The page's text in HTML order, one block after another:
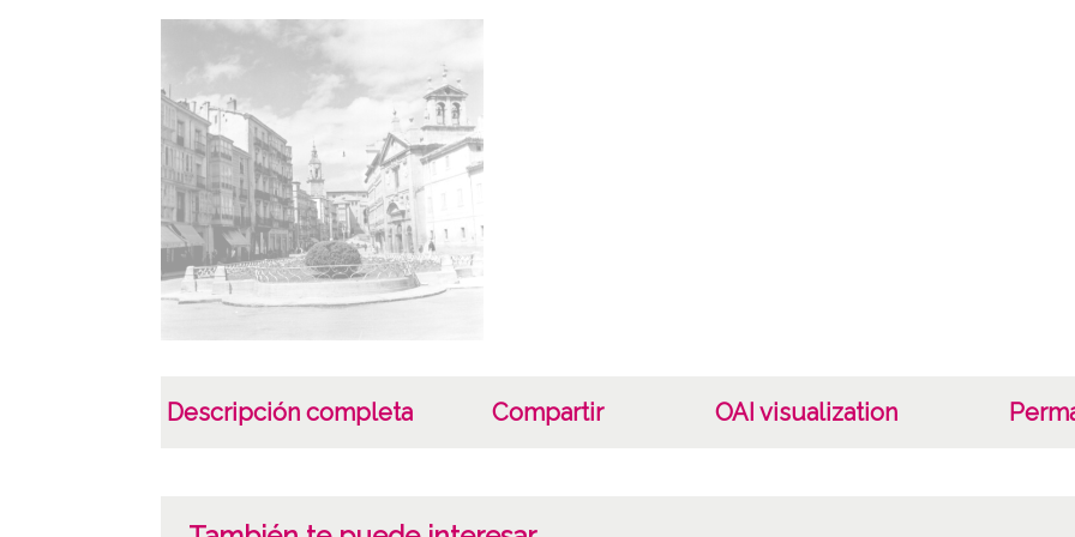
Descripción completa Compartir OAI visualization